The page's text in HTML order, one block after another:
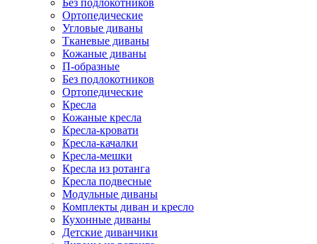
Без подлокотников
Ортопедические
Угловые диваны
Тканевые диваны
Кожаные диваны
П-образные
Без подлокотников
Ортопедические
Кресла
Кожаные кресла
Кресла-кровати
Кресла-качалки
Кресла-мешки
Кресла из ротанга
Кресла подвесные
Модульные диваны
Комплекты диван и кресло
Кухонные диваны
Детские диванчики